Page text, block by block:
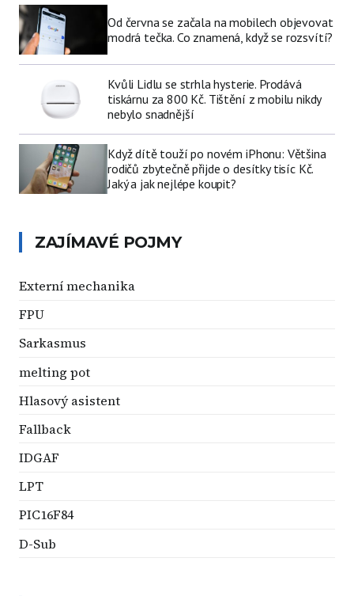
Od června se začala na mobilech objevovat
modrá tečka. Co znamená, když se rozsvítí?
Kvůli Lidlu se strhla hysterie. Prodává
tiskárnu za 800 Kč. Tištění z mobilu nikdy
nebylo snadnější
Když dítě touží po novém iPhonu: Většina
rodičů zbytečně přijde o desítky tisíc Kč.
Jaký a jak nejlépe koupit?
ZAJÍMAVÉ POJMY
Externí mechanika
FPU
Sarkasmus
melting pot
Hlasový asistent
Fallback
IDGAF
LPT
PIC16F84
D-Sub